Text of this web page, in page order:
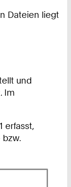
Dateien liegt
und
Im
erfasst,